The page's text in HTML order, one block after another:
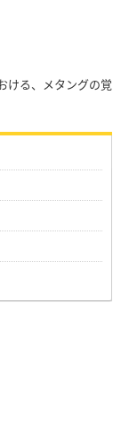
ける、メタングの覚